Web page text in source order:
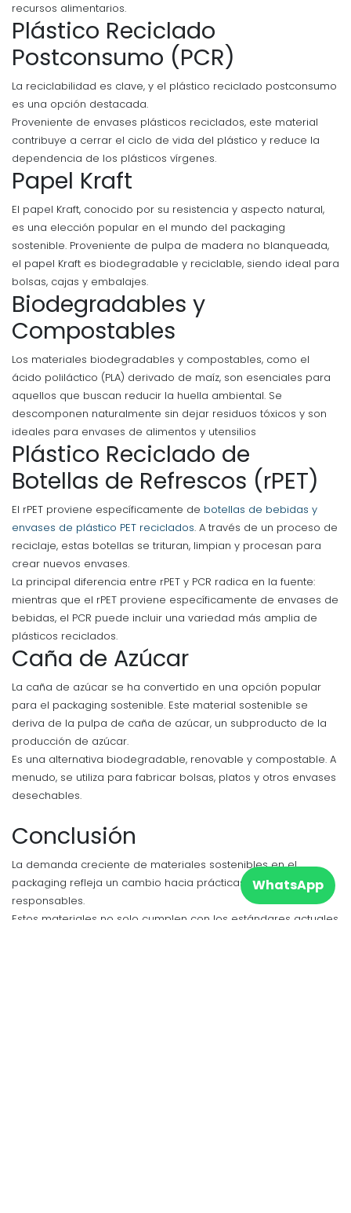
recursos alimentarios.
Plástico Reciclado
Postconsumo (PCR)
La reciclabilidad es clave, y el plástico reciclado postconsumo
es una opción destacada.
Proveniente de envases plásticos reciclados, este material
contribuye a cerrar el ciclo de vida del plástico y reduce la
dependencia de los plásticos vírgenes.
Papel Kraft
El papel Kraft, conocido por su resistencia y aspecto natural,
es una elección popular en el mundo del packaging
sostenible. Proveniente de pulpa de madera no blanqueada,
el papel Kraft es biodegradable y reciclable, siendo ideal para
bolsas, cajas y embalajes.
Biodegradables y
Compostables
Los materiales biodegradables y compostables, como el
ácido poliláctico (PLA) derivado de maíz, son esenciales para
aquellos que buscan reducir la huella ambiental. Se
descomponen naturalmente sin dejar residuos tóxicos y son
ideales para envases de alimentos y utensilios
Plástico Reciclado de
Botellas de Refrescos (rPET)
El rPET proviene específicamente de botellas de bebidas y
envases de plástico PET reciclados. A través de un proceso de
reciclaje, estas botellas se trituran, limpian y procesan para
crear nuevos envases.
La principal diferencia entre rPET y PCR radica en la fuente:
mientras que el rPET proviene específicamente de envases de
bebidas, el PCR puede incluir una variedad más amplia de
plásticos reciclados.
Caña de Azúcar
La caña de azúcar se ha convertido en una opción popular
para el packaging sostenible. Este material sostenible se
deriva de la pulpa de caña de azúcar, un subproducto de la
producción de azúcar.
Es una alternativa biodegradable, renovable y compostable. A
menudo, se utiliza para fabricar bolsas, platos y otros envases
desechables.
Conclusión
La demanda creciente de materiales sostenibles en el
packaging refleja un cambio hacia prácticas más
responsables.
Estos materiales no solo cumplen con los estándares actuales
WhatsApp